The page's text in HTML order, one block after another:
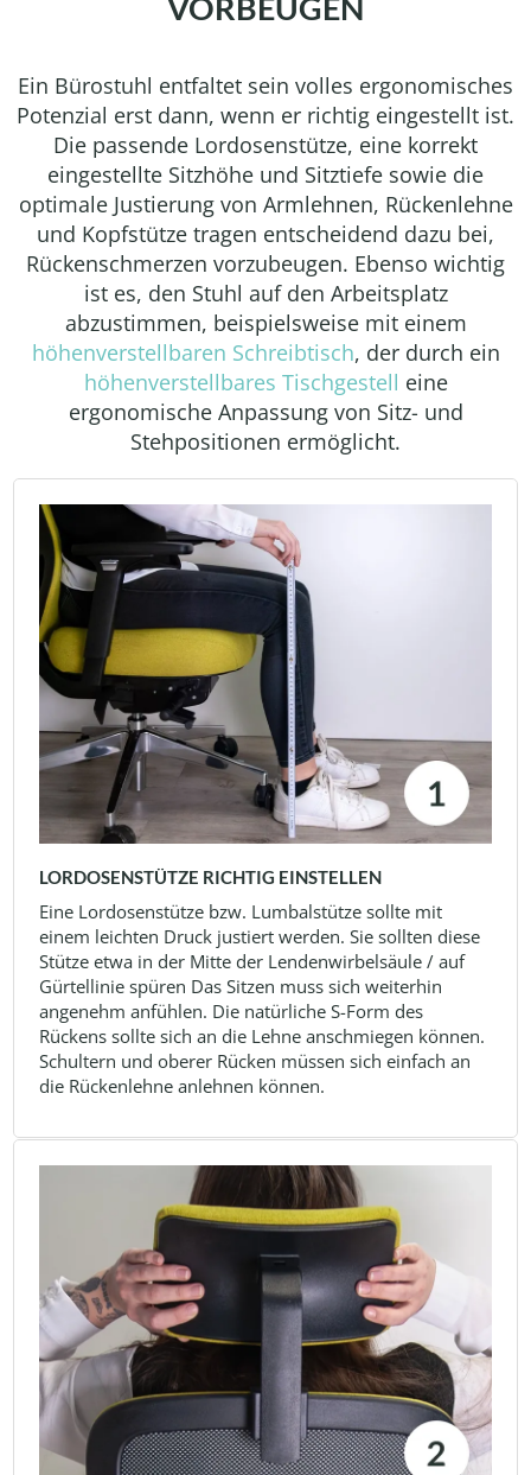
VORBEUGEN
Ein Bürostuhl entfaltet sein volles ergonomisches
Potenzial erst dann, wenn er richtig eingestellt ist.
Die passende Lordosenstütze, eine korrekt
eingestellte Sitzhöhe und Sitztiefe sowie die
optimale Justierung von Armlehnen, Rückenlehne
und Kopfstütze tragen entscheidend dazu bei,
Rückenschmerzen vorzubeugen. Ebenso wichtig
ist es, den Stuhl auf den Arbeitsplatz
abzustimmen, beispielsweise mit einem
höhenverstellbaren Schreibtisch, der durch ein
höhenverstellbares Tischgestell eine
ergonomische Anpassung von Sitz- und
Stehpositionen ermöglicht.
LORDOSENSTÜTZE RICHTIG EINSTELLEN
Eine Lordosenstütze bzw. Lumbalstütze sollte mit
einem leichten Druck justiert werden. Sie sollten diese
Stütze etwa in der Mitte der Lendenwirbelsäule / auf
Gürtellinie spüren Das Sitzen muss sich weiterhin
angenehm anfühlen. Die natürliche S-Form des
Rückens sollte sich an die Lehne anschmiegen können.
Schultern und oberer Rücken müssen sich einfach an
die Rückenlehne anlehnen können.